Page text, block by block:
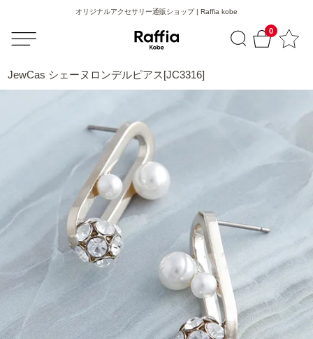
0
オリジナルアクセサリー通販ショップ | Raffia kobe
JewCas シェーヌロンデルピアス[JC3316]